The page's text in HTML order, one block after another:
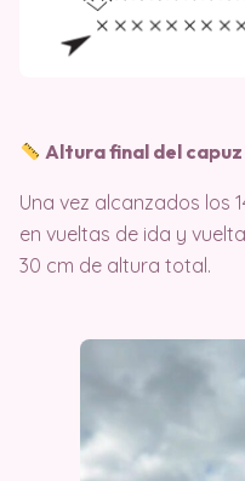
Altura final del capuz
Una vez alcanzados los
en vueltas de ida y
30 cm de altura total.